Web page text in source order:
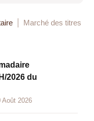
Marché des titres
2026 du
Août 2026